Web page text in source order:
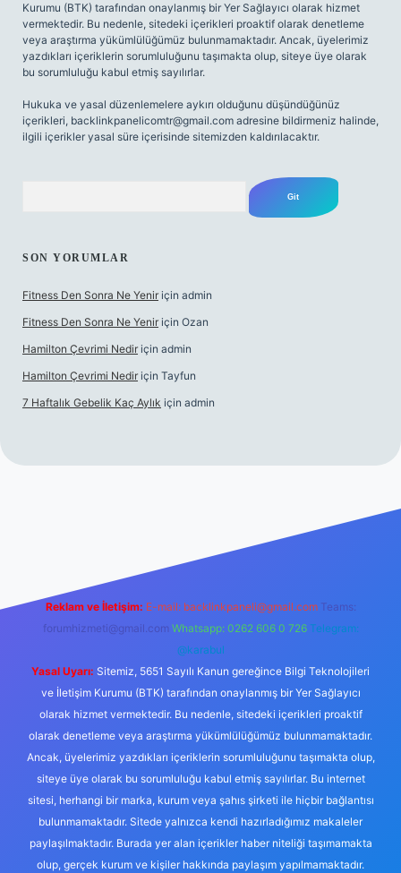
Kurumu (BTK) tarafından onaylanmış bir Yer Sağlayıcı olarak hizmet
vermektedir. Bu nedenle, sitedeki içerikleri proaktif olarak denetleme
veya araştırma yükümlülüğümüz bulunmamaktadır. Ancak, üyelerimiz
yazdıkları içeriklerin sorumluluğunu taşımakta olup, siteye üye olarak
bu sorumluluğu kabul etmiş sayılırlar.
Hukuka ve yasal düzenlemelere aykırı olduğunu düşündüğünüz
içerikleri, backlinkpanelicomtr@gmail.com adresine bildirmeniz halinde,
ilgili içerikler yasal süre içerisinde sitemizden kaldırılacaktır.
SON YORUMLAR
Fitness Den Sonra Ne Yenir için admin
Fitness Den Sonra Ne Yenir için Ozan
Hamilton Çevrimi Nedir için admin
Hamilton Çevrimi Nedir için Tayfun
7 Haftalık Gebelik Kaç Aylık için admin
Reklam ve İletişim: E-mail: backlinkpaneli@gmail.com Teams:
forumhizmeti@gmail.com Whatsapp: 0262 606 0 726 Telegram:
@karabul
Yasal Uyarı: Sitemiz, 5651 Sayılı Kanun gereğince Bilgi Teknolojileri
ve İletişim Kurumu (BTK) tarafından onaylanmış bir Yer Sağlayıcı
olarak hizmet vermektedir. Bu nedenle, sitedeki içerikleri proaktif
olarak denetleme veya araştırma yükümlülüğümüz bulunmamaktadır.
Ancak, üyelerimiz yazdıkları içeriklerin sorumluluğunu taşımakta olup,
siteye üye olarak bu sorumluluğu kabul etmiş sayılırlar. Bu internet
sitesi, herhangi bir marka, kurum veya şahıs şirketi ile hiçbir bağlantısı
bulunmamaktadır. Sitede yalnızca kendi hazırladığımız makaleler
paylaşılmaktadır. Burada yer alan içerikler haber niteliği taşımamakta
olup, gerçek kurum ve kişiler hakkında paylaşım yapılmamaktadır.